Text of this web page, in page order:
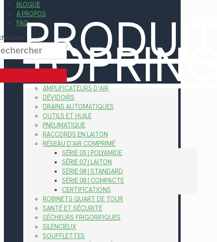
BLOGUE
À PROPOS
FAQ
AMPLIFICATEURS D’AIR
DÉVIDOIRS
DRAINS AUTOMATIQUES
OUTILS ET HUILE
PNEUMATIQUE
RACCORDS EN LAITON
RÉSEAU D’AIR COMPRIMÉ
SÉRIE 05 | POLYAMIDE
SÉRIE 07 | LAITON
SÉRIE 08 | STANDARD
SÉRIE 08 | COMPACTE
CERTIFICATIONS
ROBINETS QUART DE TOUR
SANTÉ ET SÉCURITÉ
SÉCHEURS FRIGORIFIQUES
SILENCIEUX
SOUFFLETTES